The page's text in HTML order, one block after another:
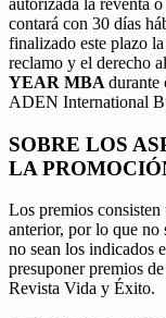
autorizada la reventa
contará con 30 días
finalizado este plazo
reclamo y el derecho
YEAR MBA durante
ADEN International
SOBRE LOS
LA
Los premios
anterior, por lo que no
no sean los indicados
presuponer premios
Revista Vida y Éxito.